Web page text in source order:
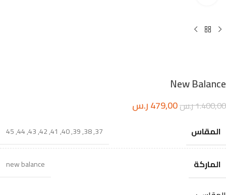
New Balance
1.400,00ر.س479,00ر.س
المقاس 37
,
38
,
39
,
40
,
41
,
42
,
43
,
44
,
45
الماركة new balance